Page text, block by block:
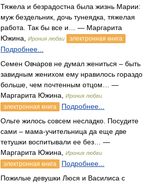
Тяжела и безрадостна была жизнь Марии:
муж бездельник, дочь тунеядка, тяжелая
работа. Так бы все и… — Маргарита
Южина,
Ирония любви электронная книга
Подробнее...
Семен Овчаров не думал жениться – быть
завидным женихом ему нравилось гораздо
больше, чем почтенным отцом… —
Маргарита Южина,
Ирония любви
электронная книга
Подробнее...
Ольге жилось совсем несладко. Посудите
сами – мама-учительница да еще две
тетушки воспитывали ее без… —
Маргарита Южина,
Ирония любви
электронная книга
Подробнее...
Пожилые девушки Люся и Василиса с